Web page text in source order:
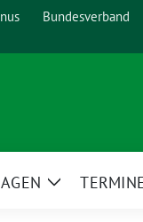
Bundesverband
Zeige